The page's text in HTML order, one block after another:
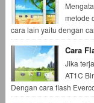
metode
cara lain yaitu dengan
Cara
Jika
AT1C
Dengan cara flash